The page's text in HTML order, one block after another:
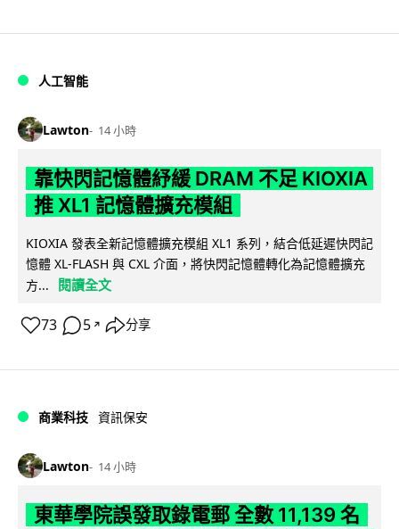
人工智能
Lawton 14 小時
靠快閃記憶體紓緩 DRAM 不足 KIOXIA
推 XL1 記憶體擴充模組
KIOXIA 發表全新記憶體擴充模組 XL1 系列，結合低延遲快閃記
憶體 XL-FLASH 與 CXL 介面，將快閃記憶體轉化為記憶體擴充
方...
閱讀全文
73 5 ↗ 分享
商業科技 資訊保安
Lawton 14 小時
東華學院誤發取錄電郵 全數 11,139 名